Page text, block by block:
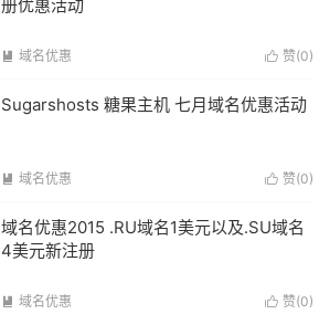
册优惠活动
 赞(0)
 域名优惠
Sugarshosts 糖果主机 七月域名优惠活动
 赞(0)
 域名优惠
域名优惠2015 .RU域名1美元以及.SU域名
4美元新注册
 赞(0)
 域名优惠